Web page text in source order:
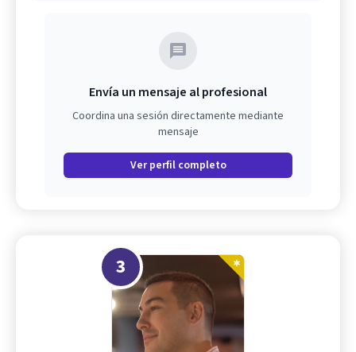
Envía un mensaje al profesional
Coordina una sesión directamente mediante
mensaje
Ver perfil completo
3